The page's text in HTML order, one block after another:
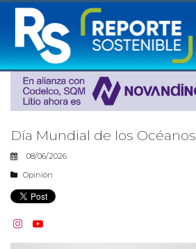
Día Mundial de los Océanos
08/06/2026
Opinión
 